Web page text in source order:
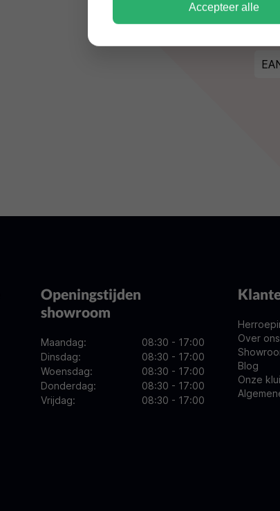
Openingstijden
showroom
Maandag:
08:30 - 17:00
Dinsdag:
08:30 - 17:00
Woensdag:
08:30 - 17:00
Donderdag:
08:30 - 17:00
Vrijdag:
08:30 - 17:00
Over ons
Blog
Onze
Accepteer alle